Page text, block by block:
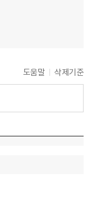
도움말 삭제기준